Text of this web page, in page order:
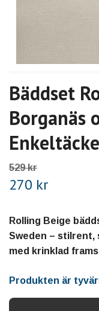
Bäddset
Borganäs
529 kr
270 kr
Rolling Beige
Sweden – stilrent,
med krinklad
Produkten är